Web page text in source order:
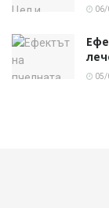
06/
05/